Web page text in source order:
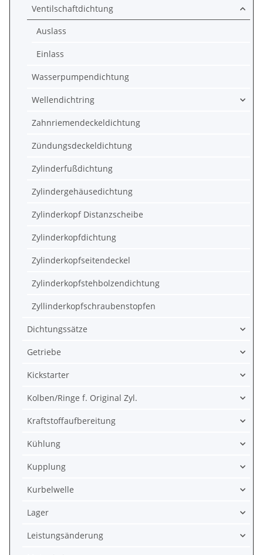
Ventilschaftdichtung
Auslass
Einlass
Wasserpumpendichtung
Wellendichtring
Zahnriemendeckeldichtung
Zündungsdeckeldichtung
Zylinderfußdichtung
Zylindergehäusedichtung
Zylinderkopf Distanzscheibe
Zylinderkopfdichtung
Zylinderkopfseitendeckel
Zylinderkopfstehbolzendichtung
Zyllinderkopfschraubenstopfen
Dichtungssätze
Getriebe
Kickstarter
Kolben/Ringe f. Original Zyl.
Kraftstoffaufbereitung
Kühlung
Kupplung
Kurbelwelle
Lager
Leistungsänderung